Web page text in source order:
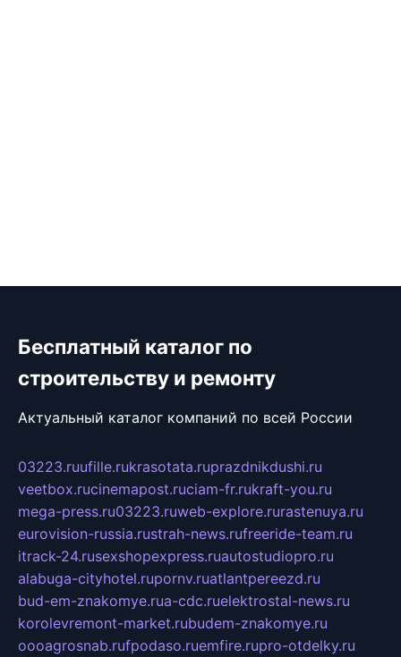
Бесплатный каталог по
строительству и ремонту
Актуальный каталог компаний по всей России
03223.ruufille.rukrasotata.ruprazdnikdushi.ru
veetbox.rucinemapost.ruciam-fr.rukraft-you.ru
mega-press.ru03223.ruweb-explore.rurastenuya.ru
eurovision-russia.rustrah-news.rufreeride-team.ru
itrack-24.rusexshopexpress.ruautostudiopro.ru
alabuga-cityhotel.rupornv.ruatlantpereezd.ru
bud-em-znakomye.rua-cdc.ruelektrostal-news.ru
korolevremont-market.rubudem-znakomye.ru
oooagrosnab.rufpodaso.ruemfire.rupro-otdelky.ru